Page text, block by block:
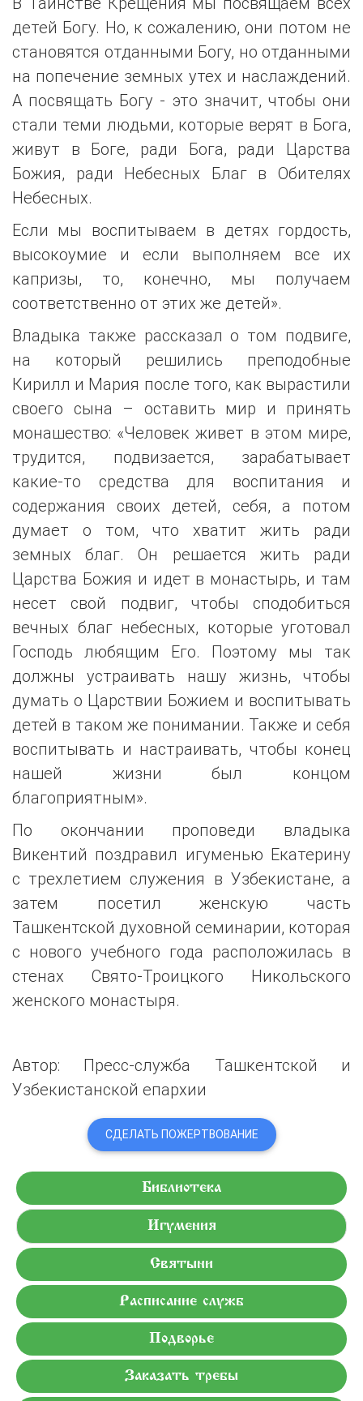
детей Богу. Но, к сожалению, они потом не
становятся отданными Богу, но отданными
на попечение земных утех и наслаждений.
А посвящать Богу - это значит, чтобы они
стали теми людьми, которые верят в Бога,
живут в Боге, ради Бога, ради Царства
Божия, ради Небесных Благ в Обителях
Небесных.
Если мы воспитываем в детях гордость,
высокоумие и если выполняем все их
капризы, то, конечно, мы получаем
соответственно от этих же детей».
Владыка также рассказал о том подвиге,
на который решились преподобные
Кирилл и Мария после того, как вырастили
своего сына – оставить мир и принять
монашество: «Человек живет в этом мире,
трудится, подвизается, зарабатывает
какие-то средства для воспитания и
содержания своих детей, себя, а потом
думает о том, что хватит жить ради
земных благ. Он решается жить ради
Царства Божия и идет в монастырь, и там
несет свой подвиг, чтобы сподобиться
вечных благ небесных, которые уготовал
Господь любящим Его. Поэтому мы так
должны устраивать нашу жизнь, чтобы
думать о Царствии Божием и воспитывать
детей в таком же понимании. Также и себя
воспитывать и настраивать, чтобы конец
нашей жизни был концом
благоприятным».
По окончании проповеди владыка
Викентий поздравил игуменью Екатерину
с трехлетием служения в Узбекистане, а
затем посетил женскую часть
Ташкентской духовной семинарии, которая
с нового учебного года расположилась в
стенах Свято-Троицкого Никольского
женского монастыря.
Автор: Пресс-служба Ташкентской и
Узбекистанской епархии
СДЕЛАТЬ ПОЖЕРТВОВАНИЕ
Библиотека
Игумения
Святыни
Расписание служб
Подворье
Заказать требы